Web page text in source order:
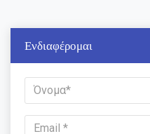
Ενδιαφέρομαι